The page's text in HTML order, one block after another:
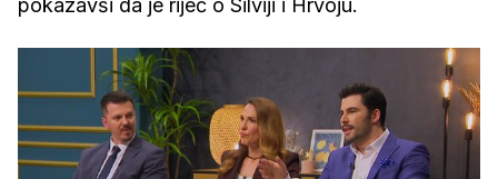
pokazavši da je riječ o Silviji i Hrvoju.